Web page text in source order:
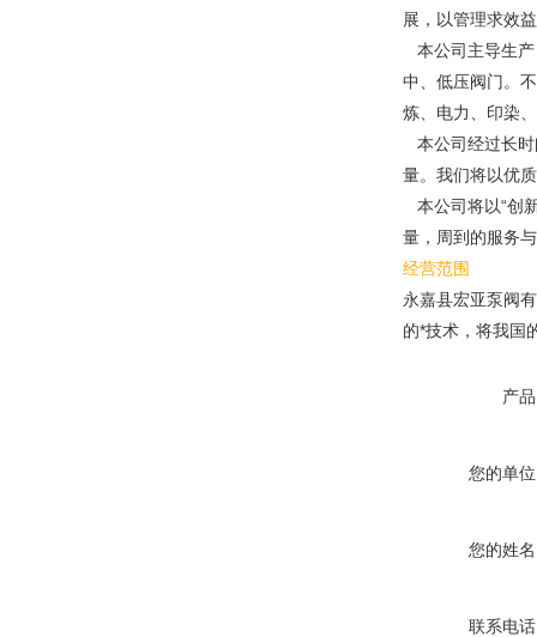
展，以管理求效
本公司主导生产
中、低压阀门。
炼、电力、印染
本公司经过长时
量。我们将以优
本公司将以“创
量，周到的服务
经营范围
永嘉县宏亚泵阀
的*技术，将我国
产
您的单
您的姓
联系电